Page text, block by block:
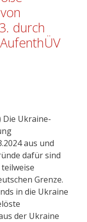
durch
Die Ukraine-
aus und
dafür sind
Grenze.
in die Ukraine
der Ukraine